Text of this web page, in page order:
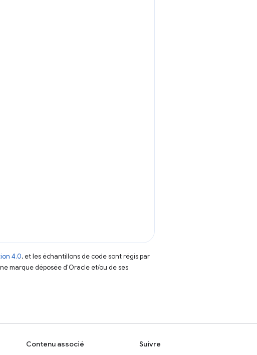
4.0, et les échantillons de code sont régis par
marque déposée d'Oracle et/ou de ses
Contenu associé Suivre